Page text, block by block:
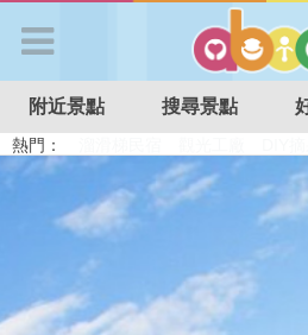
APP登入
首 頁
搜尋景點
附近景點 搜尋景點
熱門：
特色遊戲場
親子住房優惠 台北親子餐廳